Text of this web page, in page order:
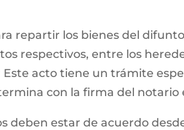
repartir los bienes del
respectivos, entre los
Este acto tiene un trámite
con la firma del notario
deben estar de acuerdo